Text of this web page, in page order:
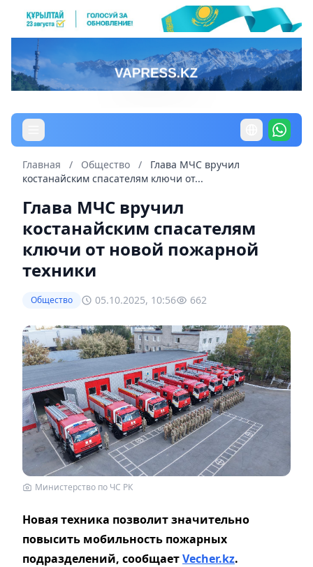
Главная / Общество /
Глава МЧС вручил
костанайским спасателям ключи от...
Глава МЧС вручил
костанайским спасателям
ключи от новой пожарной
техники
Общество 05.10.2025, 10:56 662
Министерство по ЧС РК
Новая техника позволит значительно
повысить мобильность пожарных
подразделений, сообщаетVecher.kz.